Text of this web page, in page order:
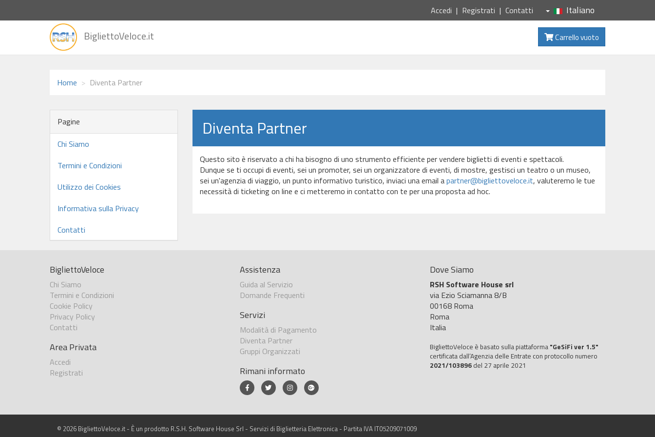
Accedi Registrati Contatti Italiano
alla
BigliettoVeloce.it Carrello vuoto
Home Diventa Partner
Pagine
Chi Siamo
Termini e Condizioni
Utilizzo dei Cookies
Informativa sulla Privacy
Contatti
Diventa Partner
Questo sito è riservato a chi ha bisogno di uno strumento efficiente per vendere biglietti di eventi e spettacoli.
Dunque se ti occupi di eventi, sei un promoter, sei un organizzatore di eventi, di mostre, gestisci un teatro o un museo,
sei un'agenzia di viaggio, un punto informativo turistico, inviaci una email apartner@bigliettoveloce.it, valuteremo le tue
necessità di ticketing on line e ci metteremo in contatto con te per una proposta ad hoc.
BigliettoVeloce
Chi Siamo
Termini e Condizioni
Cookie Policy
Privacy Policy
Contatti
Area Privata
Accedi
Registrati
Assistenza
Guida al Servizio
Domande Frequenti
Servizi
Modalità di Pagamento
Diventa Partner
Gruppi Organizzati
Rimani informato
Dove Siamo
RSH Software House srl
via Ezio Sciamanna 8/B
00168 Roma
Roma
Italia
BigliettoVeloce è basato sulla piattaforma "GeSiFi ver 1.5"
certificata dall’Agenzia delle Entrate con protocollo numero
2021/103896 del 27 aprile 2021
© 2026 BigliettoVeloce.it - È un prodotto R.S.H. Software House Srl - Servizi di Biglietteria Elettronica - Partita IVA IT05209071009